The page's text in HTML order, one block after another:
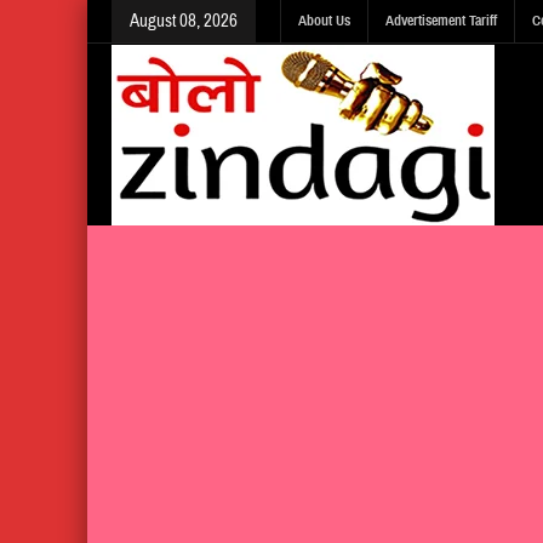
August 08, 2026 About Us Advertisement Tariff